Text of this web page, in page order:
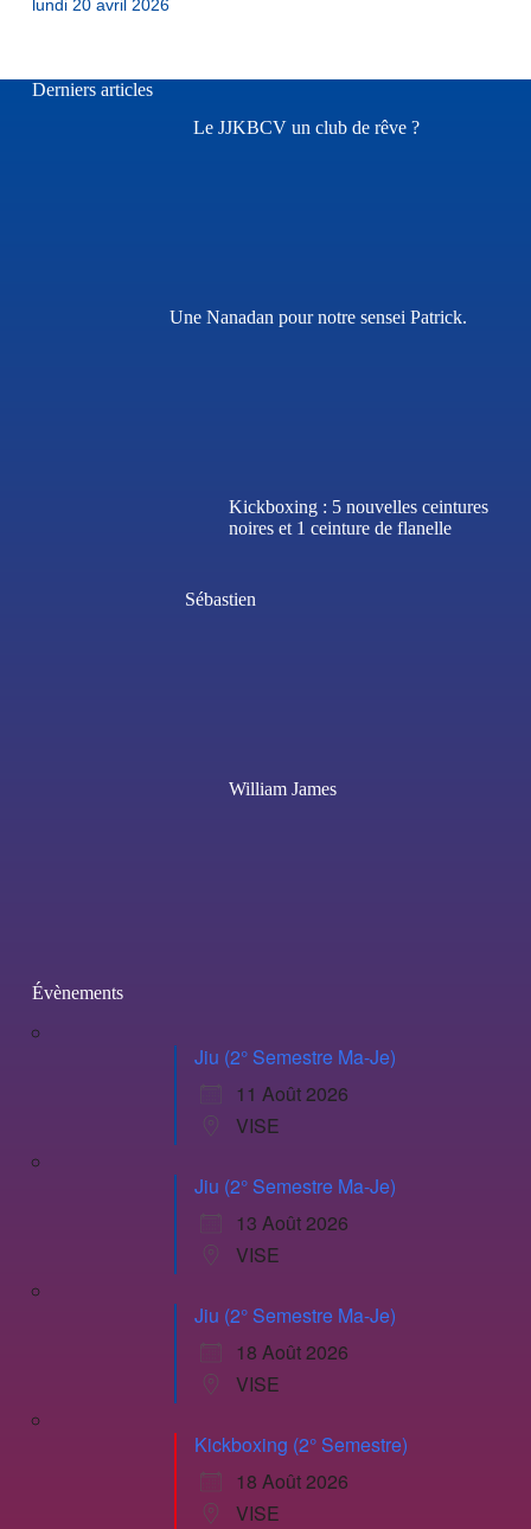
lundi 20 avril 2026
Derniers articles
Le JJKBCV un club de rêve ?
Une Nanadan pour notre sensei Patrick.
Kickboxing : 5 nouvelles ceintures
noires et 1 ceinture de flanelle
Sébastien
William James
Évènements
Jiu (2° Semestre Ma-Je)
11 Août 2026
VISE
Jiu (2° Semestre Ma-Je)
13 Août 2026
VISE
Jiu (2° Semestre Ma-Je)
18 Août 2026
VISE
Kickboxing (2° Semestre)
18 Août 2026
VISE